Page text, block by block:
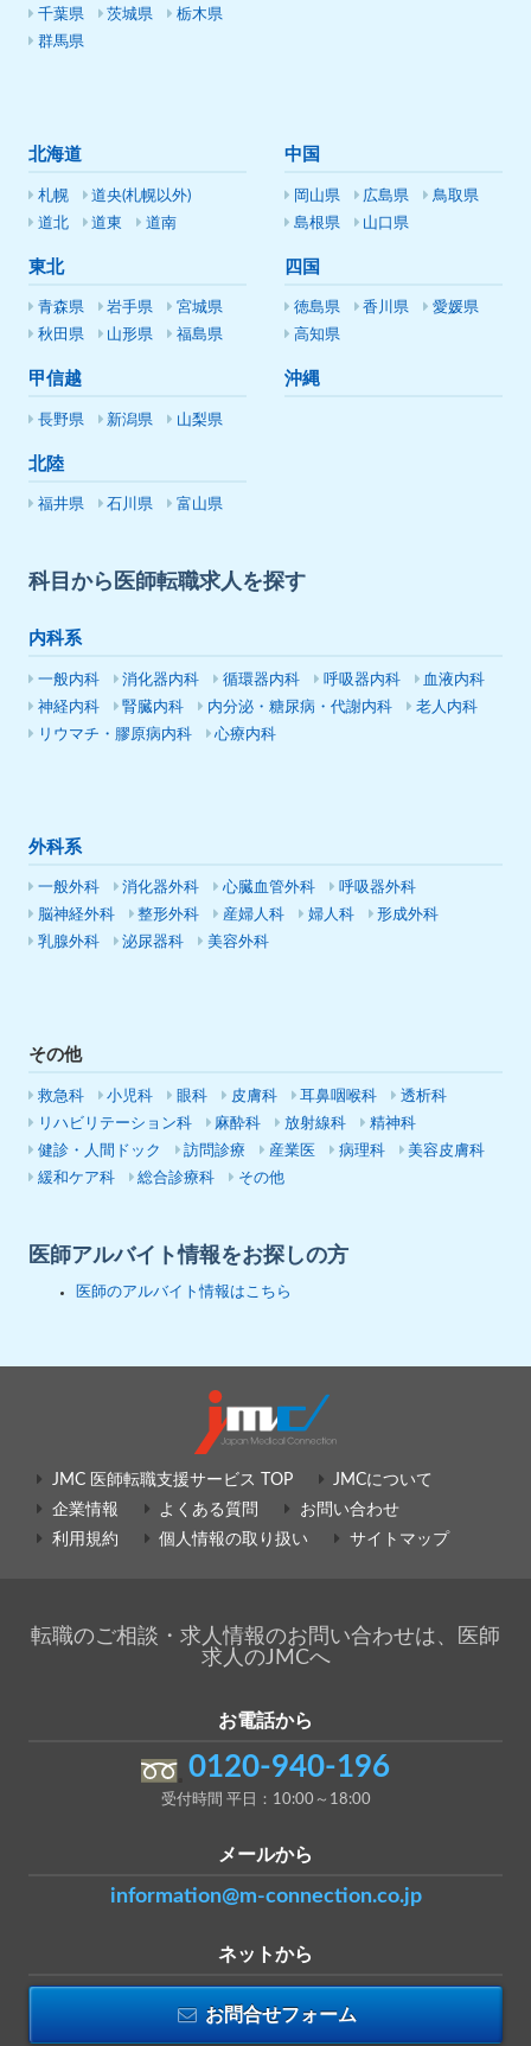
千葉県
茨城県
栃木県
群馬県
北海道
札幌
道央(札幌以外)
道北
道東 道南
東北
青森県 岩手県
宮城県
秋田県
山形県 福島県
甲信越
長野県 新潟県 山梨県
北陸
福井県 石川県 富山県
中国
岡山県 広島県
鳥取県
島根県
山口県
四国
徳島県 香川県
愛媛県
高知県
沖縄
科目から医師転職求人を探す
内科系
一般内科 消化器内科 循環器内科 呼吸器内科
血液内科
神経内科
腎臓内科 内分泌・糖尿病・代謝内科
老人内科
リウマチ・膠原病内科
心療内科
外科系
一般外科 消化器外科 心臓血管外科
呼吸器外科
脳神経外科
整形外科 産婦人科 婦人科
形成外科
乳腺外科
泌尿器科 美容外科
その他
救急科 小児科 眼科 皮膚科 耳鼻咽喉科
透析科
リハビリテーション科
麻酔科 放射線科
精神科
健診・人間ドック
訪問診療 産業医 病理科
美容皮膚科
緩和ケア科
総合診療科 その他
医師アルバイト情報をお探しの方
医師のアルバイト情報はこちら
JMC 医師転職支援サービス TOP
JMCについて
企業情報
よくある質問
お問い合わせ
利用規約
個人情報の取り扱い サイトマップ
転職のご相談・求人情報のお問い合わせは、医師
求人のJMCへ
お電話から
0120-940-196
受付時間 平日：10:00～18:00
メールから
information@m-connection.co.jp
ネットから
お問合せフォーム